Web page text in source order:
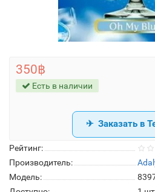
Рейтинг:
Производитель:
Модель:
350฿
Есть в наличии
Заказать в